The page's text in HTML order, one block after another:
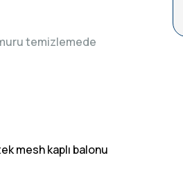
temizlemede
mesh kaplı balonu